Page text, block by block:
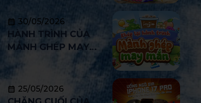
30/05/2026
HÀNH TRÌNH CỦA
MẢNH GHÉP MAY
25/05/2026